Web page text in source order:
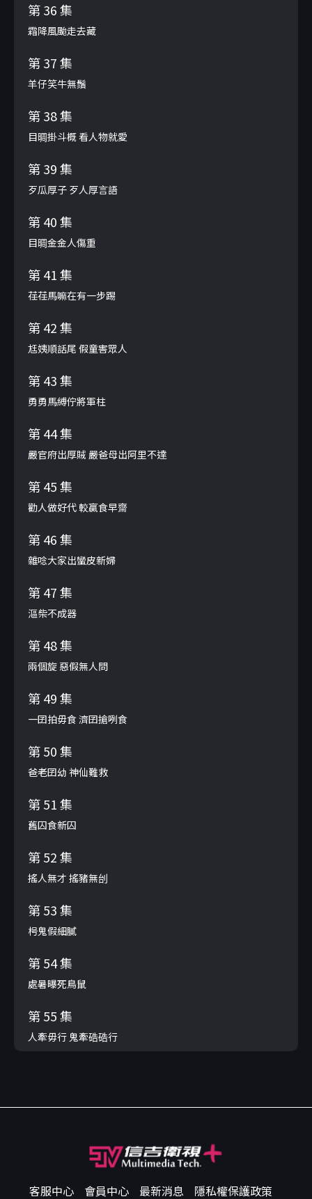
第 36 集
霜降風颱走去藏
第 37 集
羊仔笑牛無鬚
第 38 集
目晭掛斗概 看人物就愛
第 39 集
歹瓜厚子 歹人厚言語
第 40 集
目晭金金人傷重
第 41 集
荏荏馬嘛在有一步踢
第 42 集
尪姨順話尾 假童害眾人
第 43 集
勇勇馬縛佇將軍柱
第 44 集
嚴官府出厚賊 嚴爸母出阿里不達
第 45 集
勸人做好代 較贏食早齋
第 46 集
雜唸大家出蠻皮新婦
第 47 集
漚柴不成器
第 48 集
兩個旋 惡假無人問
第 49 集
一囝拍毋食 濟囝搶咧食
第 50 集
爸老囝幼 神仙難救
第 51 集
舊囚食新囚
第 52 集
搖人無才 搖豬無刣
第 53 集
枵鬼假細膩
第 54 集
處暑曝死鳥鼠
第 55 集
人牽毋行 鬼牽硞硞行
客服中心 會員中心 最新消息 隱私權保護政策